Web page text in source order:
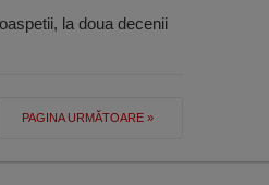
la doua decenii
PAGINA URMĂTOARE »